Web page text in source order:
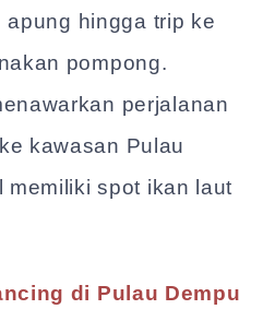
hingga trip ke
pompong.
perjalanan
kawasan Pulau
memiliki spot ikan laut
di Pulau Dempu